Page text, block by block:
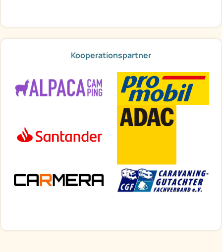
Kooperationspartner